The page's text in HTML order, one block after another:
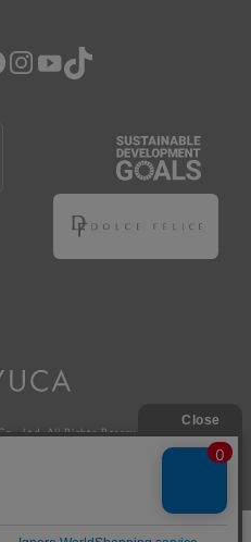
Ltd. All Rights Reserved.